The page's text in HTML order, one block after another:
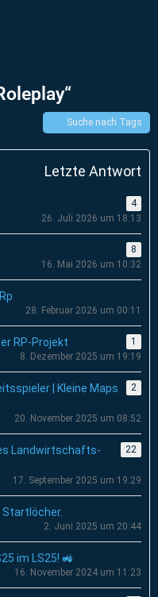
Suche nach Tags
Letzte Antwort
4
26. Juli 2026 um 18:13
8
16. Mai 2026 um 10:32
28. Februar 2026 um 00:11
RP-Projekt
1
8. Dezember 2025 um 19:19
| Kleine Maps
2
20. November 2025 um 08:52
Landwirtschafts-
22
17. September 2025 um 19:29
Startlöcher.
2. Juni 2025 um 20:44
im LS25! 🚜
16. November 2024 um 11:23